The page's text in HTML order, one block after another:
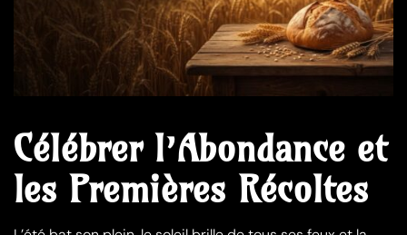
Célébrer l’Abondance et
les Premières Récoltes